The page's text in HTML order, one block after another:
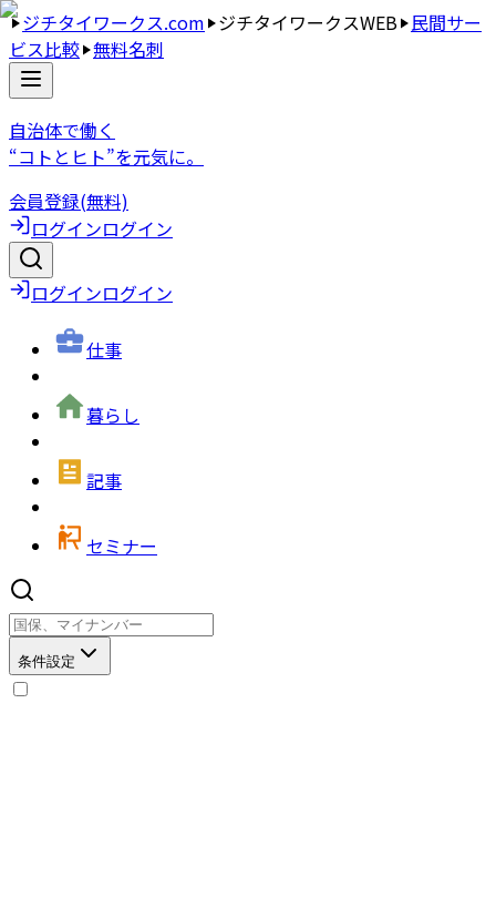
ジチタイワークス.com ジチタイワークスWEB 民間サー
ビス比較 無料名刺
自治体で働く
“コトとヒト”を元気に。
会員登録(無料)
ログインログイン
ログインログイン
仕事
暮らし
記事
セミナー
条件設定